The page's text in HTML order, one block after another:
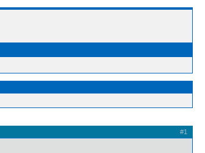
#1